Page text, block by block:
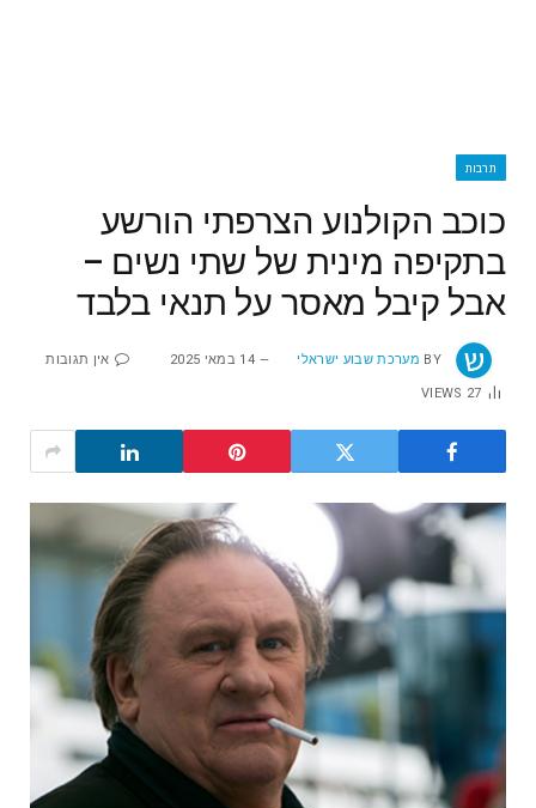
תרבות
כוכב הקולנוע הצרפתי הורשע
בתקיפה מינית של שתי נשים –
אבל קיבל מאסר על תנאי בלבד
BY מערכת שבוע ישראלי 14 במאי 2025 אין תגובות
27
VIEWS